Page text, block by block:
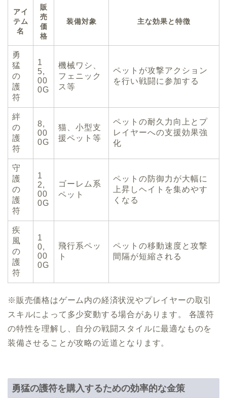
アイ
テム
名
販
売
価
格
装備対象 主な効果と特徴
勇
猛
の
護
符
1
5,
00
0G
機械ワシ、
フェニック
ス等
ペットが攻撃アクション
を行い戦闘に参加する
絆
の
護
符
8,
00
0G
猫、小型支
援ペット等
ペットの耐久力向上とプ
レイヤーへの支援効果強
化
守
護
の
護
符
1
2,
00
0G
ゴーレム系
ペット
ペットの防御力が大幅に
上昇しヘイトを集めやす
くなる
疾
風
の
護
符
1
0,
00
0G
飛行系ペッ
ト
ペットの移動速度と攻撃
間隔が短縮される
※販売価格はゲーム内の経済状況やプレイヤーの取引
スキルによって多少変動する場合があります。 各護符
の特性を理解し、自分の戦闘スタイルに最適なものを
装備させることが攻略の近道となります。
勇猛の護符を購入するための効率的な金策